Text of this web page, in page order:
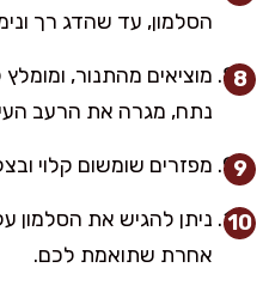
הסלמון, עד שהדג רך
מוציאים מהתנור,
נתח, מגרה את הרעב
מפזרים שומשום קלוי
ניתן להגיש את הסלמון
אחרת שתואמת לכם.